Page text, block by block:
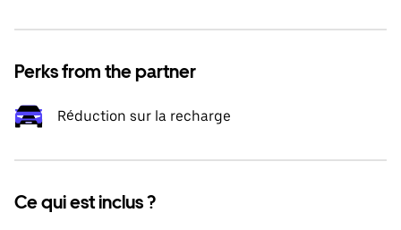
Perks from the partner
Réduction sur la recharge
Ce qui est inclus ?